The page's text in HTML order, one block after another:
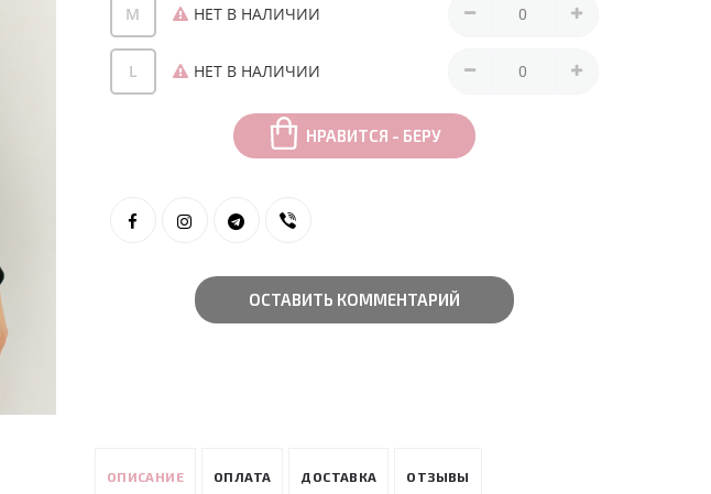
M НЕТ В НАЛИЧИИ
L НЕТ В НАЛИЧИИ
НРАВИТСЯ - БЕРУ
ОСТАВИТЬ КОММЕНТАРИЙ
ОПИСАНИЕ ОПЛАТА ДОСТАВКА ОТЗЫВЫ